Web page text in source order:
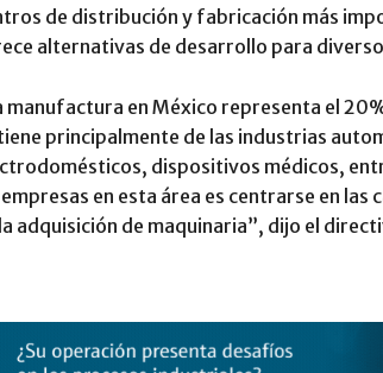
de distribución y fabricación más
alternativas de desarrollo para
manufactura en México representa el
principalmente de las industrias
dispositivos médicos,
en esta área es centrarse en
adquisición de maquinaria”, dijo el